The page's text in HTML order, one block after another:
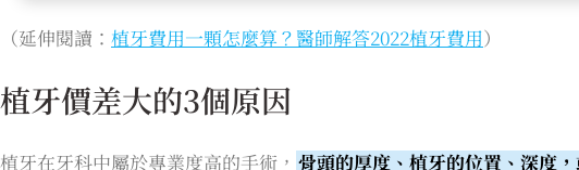
（延伸閱讀： 植牙費用一顆怎麼算？醫師解答2022植牙費用）
植牙價差大的3個原因
植牙在牙科中屬於專業度高的手術， 骨頭的厚度、植牙的位置、深度